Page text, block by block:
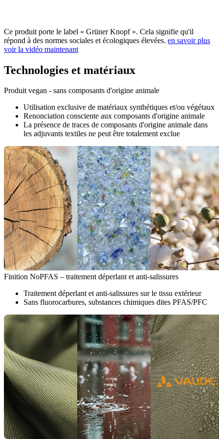
Ce produit porte le label « Grüner Knopf ». Cela signifie qu'il
répond à des normes sociales et écologiques élevées. en savoir plus
voir la vidéo maintenant
Technologies et matériaux
Produit vegan - sans composants d'origine animale
Utilisation exclusive de matériaux synthétiques et/ou végétaux
Renonciation consciente aux composants d'origine animale
La présence de traces de composants d'origine animale dans
les adjuvants textiles ne peut être totalement exclue
Finition NoPFAS – traitement déperlant et anti-salissures
Traitement déperlant et anti-salissures sur le tissu extérieur
Sans fluorocarbures, substances chimiques dites PFAS/PFC